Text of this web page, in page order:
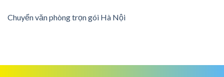
Chuyển văn phòng trọn gói Hà Nội